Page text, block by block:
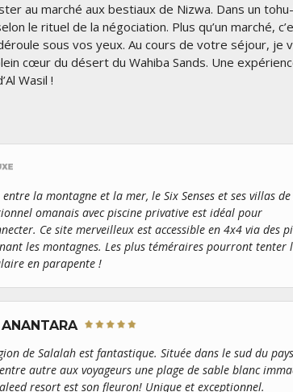
au marché aux bestiaux de Nizwa. Dans un
le rituel de la négociation. Plus qu’un marché,
sous vos yeux. Au cours de votre séjour, je
cœur du désert du Wahiba Sands. Une
Wasil !
entre la montagne et la mer, le Six Senses et ses villas de
omanais avec piscine privative est idéal pour
Ce site merveilleux est accessible en 4x4 via des
les montagnes. Les plus téméraires pourront tenter
en parapente !
de Salalah est fantastique. Située dans le sud du
autre aux voyageurs une plage de sable blanc
resort est son fleuron! Unique et exceptionnel.